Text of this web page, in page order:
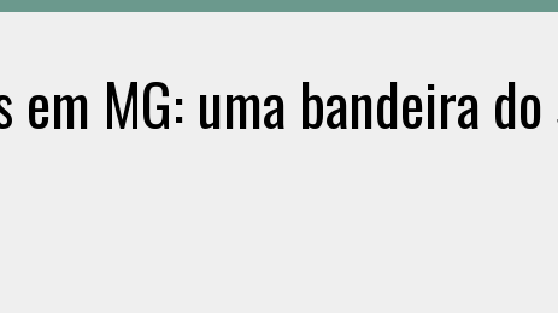
em MG: uma bandeira